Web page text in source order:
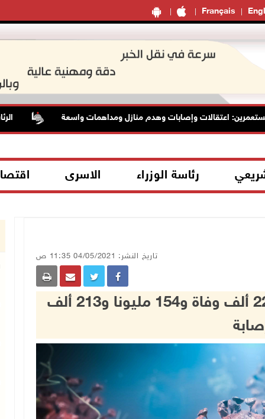
Français
اعتقالات وإصابات وهدم منازل ومداهمات واسعة الرئاسة
رئاسة الوزراء الاسرى
تاريخ النشر: 04/05/2021 11:35 ص
كورونا عالميا: نحو 3 ملايين و228 ألف وفاة و154 مليونا و213 ألف